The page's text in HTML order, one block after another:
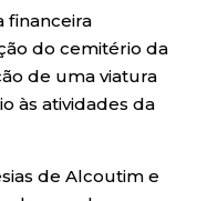
financeira
do cemitério da
de uma viatura
às atividades da
de Alcoutim e